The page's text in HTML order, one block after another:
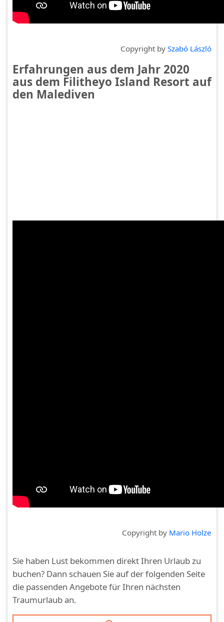
Copyright by Szabó László
Erfahrungen aus dem Jahr 2020
aus dem Filitheyo Island Resort auf
den Malediven
Copyright by Mario Holze
Sie haben Lust bekommen direkt Ihren Urlaub zu
buchen? Dann schauen Sie auf der folgenden Seite
die passenden Angebote für Ihren nächsten
Traumurlaub an.